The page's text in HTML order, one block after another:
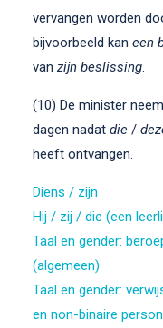
vervangen worden
bijvoorbeeld kan een
van zijn beslissing.
(10) De minister
dagen nadat die /
heeft ontvangen.
Diens / zijn
Hij / zij / die (een
Taal en gender:
(algemeen)
Taal en gender:
en non-binaire